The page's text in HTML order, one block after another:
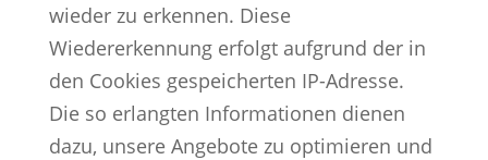
wieder zu erkennen. Diese
Wiedererkennung erfolgt aufgrund der in
den Cookies gespeicherten IP-Adresse.
Die so erlangten Informationen dienen
dazu, unsere Angebote zu optimieren und